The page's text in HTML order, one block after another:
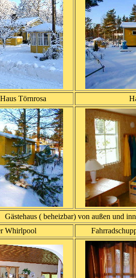
Törnrosa
Gästehaus ( beheizbar) von außen und
Whirlpool